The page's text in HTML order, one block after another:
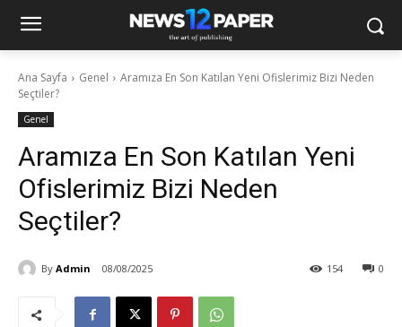
Ana Sayfa Genel
Aramıza En Son Katılan Yeni Ofislerimiz Bizi Neden
Seçtiler?
Genel
Aramıza En Son Katılan Yeni
Ofislerimiz Bizi Neden
Seçtiler?
By Admin 08/08/2025 0
154